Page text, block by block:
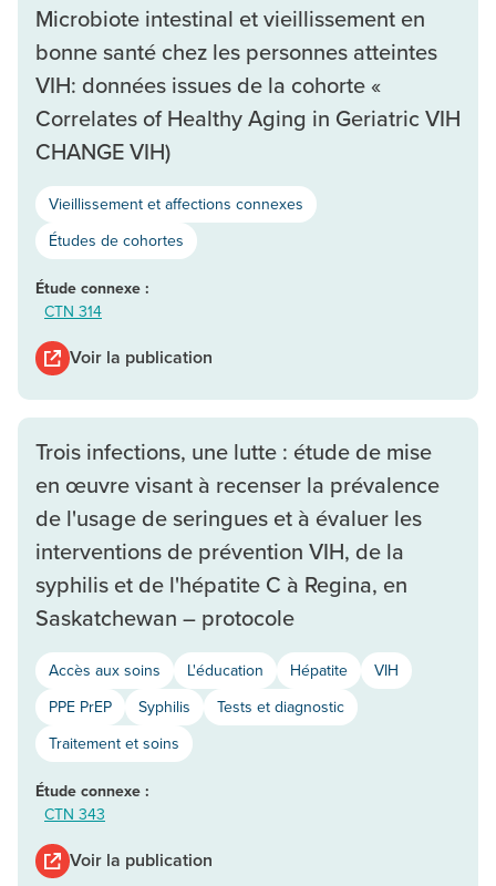
Microbiote intestinal et vieillissement en
bonne santé chez les personnes atteintes
VIH: données issues de la cohorte «
Correlates of Healthy Aging in Geriatric VIH
CHANGE VIH)
Vieillissement et affections connexes
Études de cohortes
Étude connexe :
CTN 314
Voir la publication
Trois infections, une lutte : étude de mise
en œuvre visant à recenser la prévalence
de l'usage de seringues et à évaluer les
interventions de prévention VIH, de la
syphilis et de l'hépatite C à Regina, en
Saskatchewan – protocole
Accès aux soins L'éducation Hépatite
VIH
PPE PrEP
Syphilis
Tests et diagnostic
Traitement et soins
Étude connexe :
CTN 343
Voir la publication